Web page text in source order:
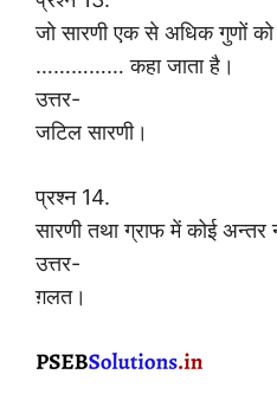
जो सारणी एक से अधिक गुणों
…………… कहा जाता है।
उत्तर-
जटिल सारणी।
प्रश्न 14.
सारणी तथा ग्राफ में कोई अन्तर
उत्तर-
ग़लत।